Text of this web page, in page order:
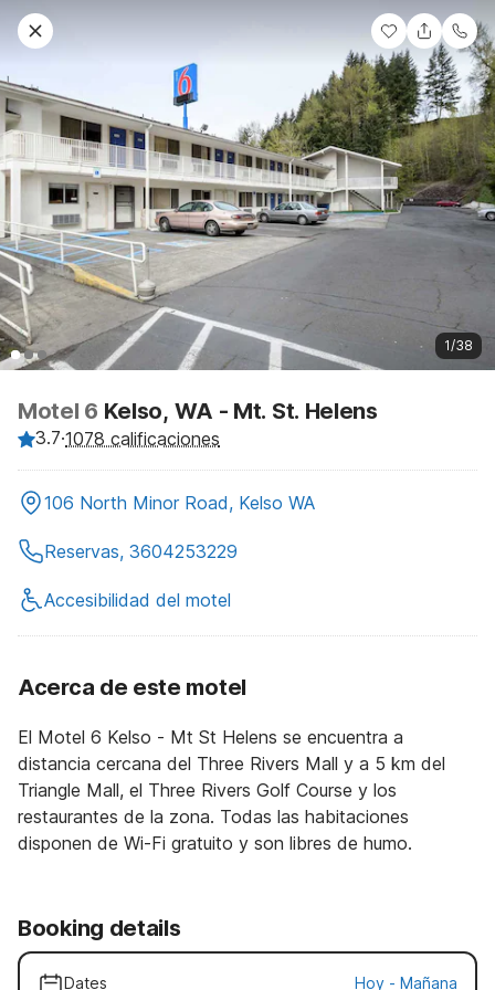
1/38
Motel 6 Kelso, WA - Mt. St. Helens
3.7·1078 calificaciones
106 North Minor Road, Kelso WA
Reservas, 3604253229
Accesibilidad del motel
Acerca de este motel
El Motel 6 Kelso - Mt St Helens se encuentra a
distancia cercana del Three Rivers Mall y a 5 km del
Triangle Mall, el Three Rivers Golf Course y los
restaurantes de la zona. Todas las habitaciones
disponen de Wi-Fi gratuito y son libres de humo.
Booking details
Dates Hoy - Mañana